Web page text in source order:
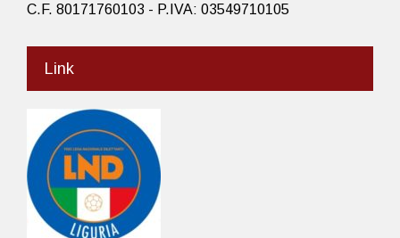
C.F. 80171760103 - P.IVA: 03549710105
Link